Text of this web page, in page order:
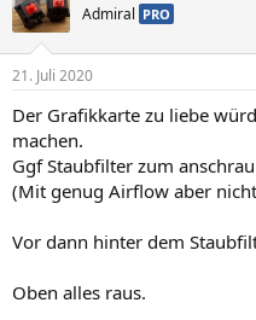
Admiral PRO
21. Juli 2020
Der Grafikkarte zu liebe
machen.
Ggf Staubfilter zum
(Mit genug Airflow aber
Vor dann hinter dem
Oben alles raus.